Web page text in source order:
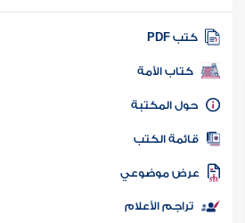
كتب PDF
كتاب الأمة
المكتبة
الكتب
موضوعي